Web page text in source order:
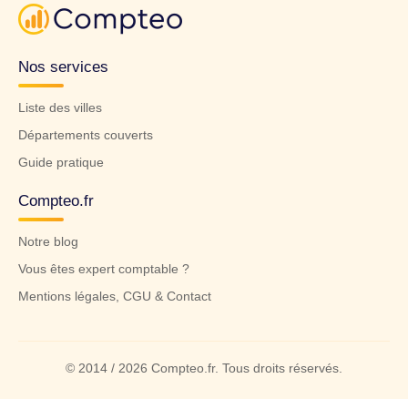
Nos services
Liste des villes
Départements couverts
Guide pratique
Compteo.fr
Notre blog
Vous êtes expert comptable ?
Mentions légales, CGU & Contact
© 2014 / 2026 Compteo.fr. Tous droits réservés.